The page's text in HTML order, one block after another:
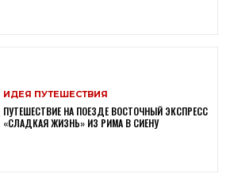
ИДЕЯ ПУТЕШЕСТВИЯ
ПУТЕШЕСТВИЕ НА ПОЕЗДЕ ВОСТОЧНЫЙ ЭКСПРЕСС
«СЛАДКАЯ ЖИЗНЬ» ИЗ РИМА В СИЕНУ